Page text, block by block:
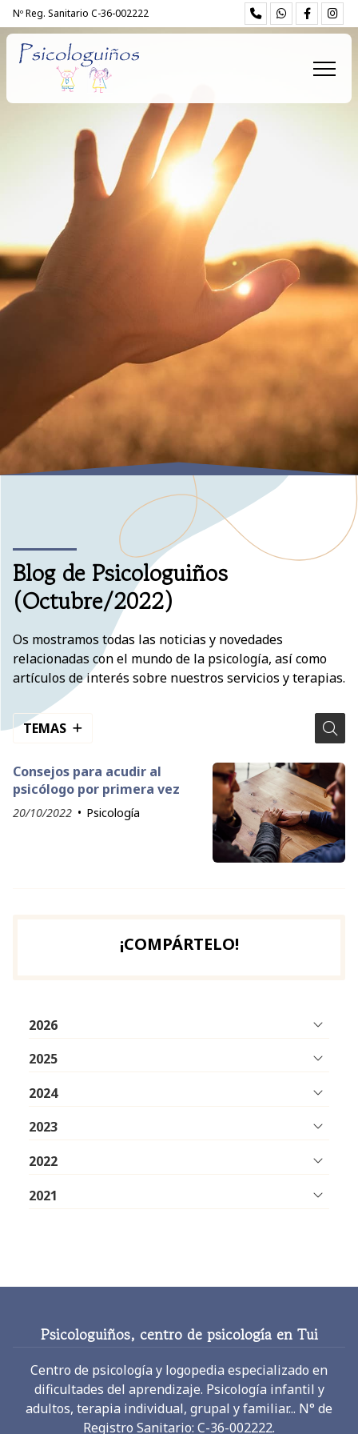
Nº Reg. Sanitario C-36-002222
Blog de Psicologuiños
(Octubre/2022)
Os mostramos todas las noticias y novedades
relacionadas con el mundo de la psicología, así como
artículos de interés sobre nuestros servicios y terapias.
TEMAS
Consejos para acudir al
psicólogo por primera vez
20/10/2022 Psicología
¡COMPÁRTELO!
2026
2025
2024
2023
2022
2021
Psicologuiños, centro de psicología en Tui
Centro de psicología y logopedia especializado en
dificultades del aprendizaje. Psicología infantil y
adultos, terapia individual, grupal y familiar... N° de
Registro Sanitario: C-36-002222.